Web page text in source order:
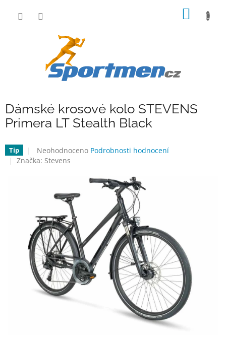
Dámské krosové kolo STEVENS
Primera LT Stealth Black
Tip
Průměrné
hodnocení
hvězdiček.
Neohodnoceno Podrobnosti hodnocení
Značka: Stevens